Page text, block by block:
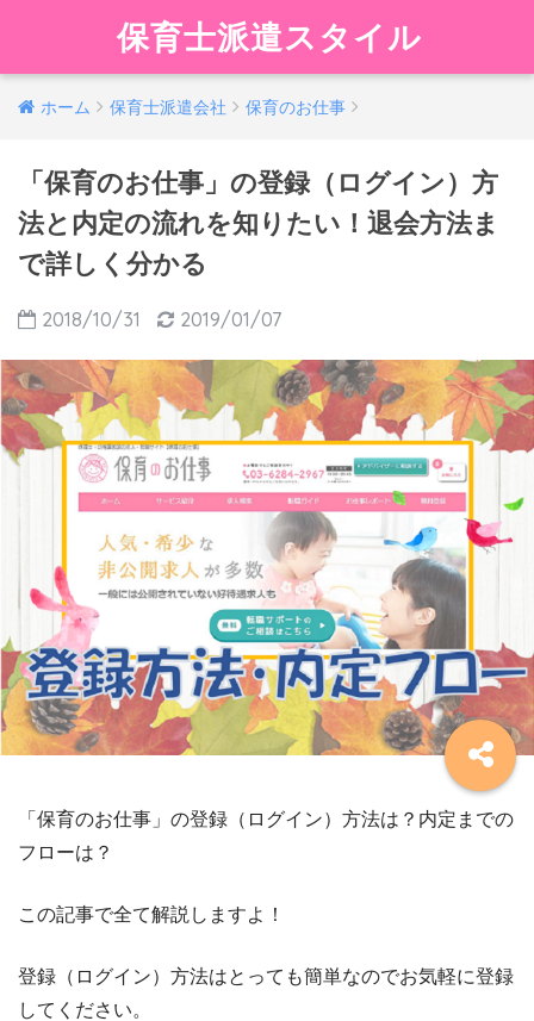
保育士派遣スタイル
ホーム 保育士派遣会社 保育のお仕事
「保育のお仕事」の登録（ログイン）方
法と内定の流れを知りたい！退会方法ま
で詳しく分かる
2018/10/31 2019/01/07
「保育のお仕事」の登録（ログイン）方法は？内定までの
フローは？
この記事で全て解説しますよ！
登録（ログイン）方法はとっても簡単なのでお気軽に登録
してください。